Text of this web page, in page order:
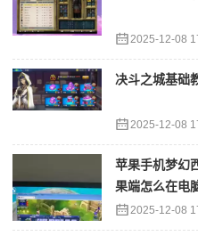
2025-12-08
决斗之城基础
2025-12-08
苹果手机梦幻
果端怎么在电
2025-12-08